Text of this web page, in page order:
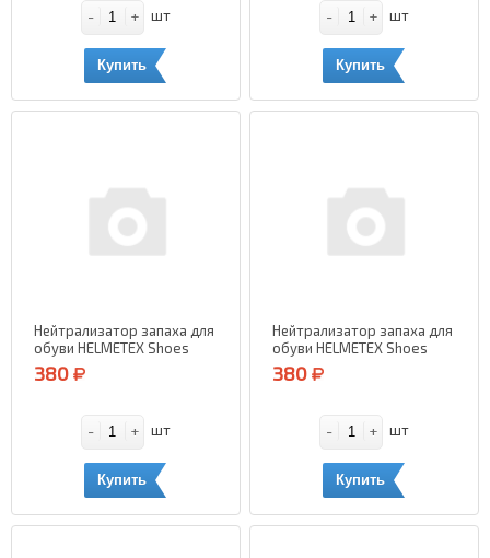
- + шт
Купить
- + шт
Купить
Нейтрализатор запаха для
обуви HELMETEX Shoes
(Лаванда и Орхидея) 50
мл.
380
- + шт
Купить
Нейтрализатор запаха для
обуви HELMETEX Shoes
(Чай и Мята) 50 мл.
380
- + шт
Купить